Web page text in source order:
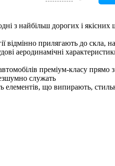
з найбільш дорогих і
відмінно прилягають до скла,
аеродинамічні
преміум-класу прямо
служать
елементів, що випирають,